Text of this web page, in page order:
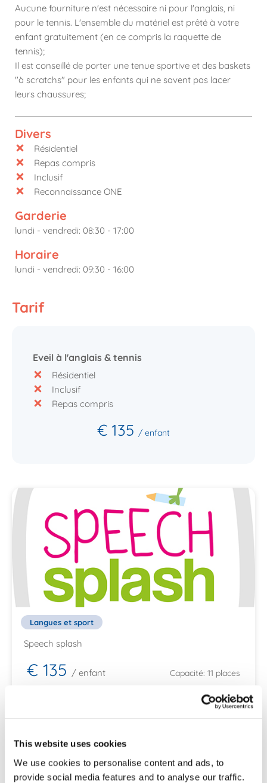
This website uses cookies
We use cookies to personalise content and ads, to
provide social media features and to analyse our traffic.
Aucune fourniture n'est nécessaire ni pour l'anglais, ni
pour le tennis. L'ensemble du matériel est prêté à votre
enfant gratuitement (en ce compris la raquette de
tennis);
Il est conseillé de porter une tenue sportive et des baskets
"à scratchs" pour les enfants qui ne savent pas lacer
leurs chaussures;
Divers
Résidentiel
Repas compris
Inclusif
Reconnaissance ONE
Garderie
lundi - vendredi: 08:30 - 17:00
Horaire
lundi - vendredi: 09:30 - 16:00
Tarif
Eveil à l'anglais & tennis
Résidentiel
Inclusif
Repas compris
€ 135 / enfant
Langues et sport
Speech splash
€ 135 / enfant Capacité: 11 places